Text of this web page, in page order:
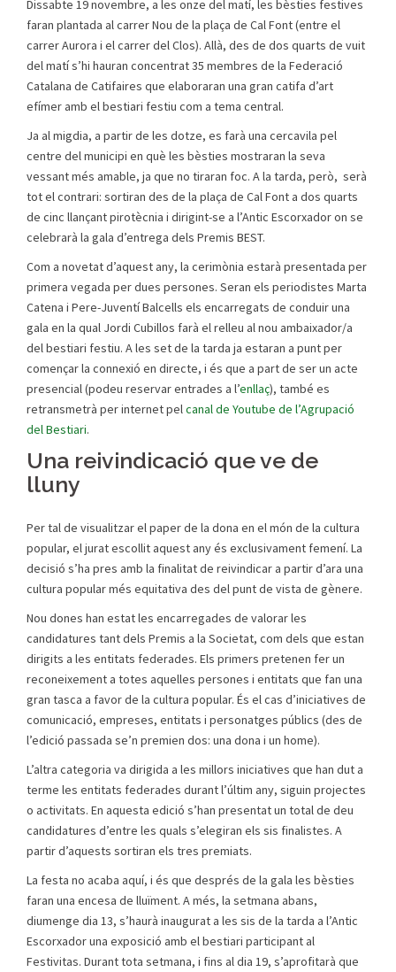
Dissabte 19 novembre, a les onze del matí, les bèsties festives
faran plantada al carrer Nou de la plaça de Cal Font (entre el
carrer Aurora i el carrer del Clos). Allà, des de dos quarts de vuit
del matí s’hi hauran concentrat 35 membres de la Federació
Catalana de Catifaires que elaboraran una gran catifa d’art
efímer amb el bestiari festiu com a tema central.
Ja al migdia, a partir de les dotze, es farà una cercavila pel
centre del municipi en què les bèsties mostraran la seva
vessant més amable, ja que no tiraran foc. A la tarda, però, serà
tot el contrari: sortiran des de la plaça de Cal Font a dos quarts
de cinc llançant pirotècnia i dirigint-se a l’Antic Escorxador on se
celebrarà la gala d’entrega dels Premis BEST.
Com a novetat d’aquest any, la cerimònia estarà presentada per
primera vegada per dues persones. Seran els periodistes Marta
Catena i Pere-Juventí Balcells els encarregats de conduir una
gala en la qual Jordi Cubillos farà el relleu al nou ambaixador/a
del bestiari festiu. A les set de la tarda ja estaran a punt per
començar la connexió en directe, i és que a part de ser un acte
presencial (podeu reservar entrades a l’enllaç), també es
retransmetrà per internet pelcanal de Youtube de l’Agrupació
del Bestiari.
Una reivindicació que ve de
lluny
Per tal de visualitzar el paper de la dona en el món de la cultura
popular, el jurat escollit aquest any és exclusivament femení. La
decisió s’ha pres amb la finalitat de reivindicar a partir d’ara una
cultura popular més equitativa des del punt de vista de gènere.
Nou dones han estat les encarregades de valorar les
candidatures tant dels Premis a la Societat, com dels que estan
dirigits a les entitats federades. Els primers pretenen fer un
reconeixement a totes aquelles persones i entitats que fan una
gran tasca a favor de la cultura popular. És el cas d’iniciatives de
comunicació, empreses, entitats i personatges públics (des de
l’edició passada se’n premien dos: una dona i un home).
L’altra categoria va dirigida a les millors iniciatives que han dut a
terme les entitats federades durant l’últim any, siguin projectes
o activitats. En aquesta edició s’han presentat un total de deu
candidatures d’entre les quals s’elegiran els sis finalistes. A
partir d’aquests sortiran els tres premiats.
La festa no acaba aquí, i és que després de la gala les bèsties
faran una encesa de lluïment. A més, la setmana abans,
diumenge dia 13, s’haurà inaugurat a les sis de la tarda a l’Antic
Escorxador una exposició amb el bestiari participant al
Festivitas. Durant tota setmana, i fins al dia 19, s’aprofitarà que